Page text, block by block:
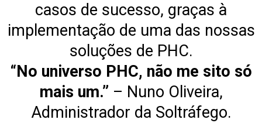
casos de sucesso, graças à
implementação de uma das nossas
soluções de PHC.
“No universo PHC, não me sito só
mais um.” – Nuno Oliveira,
Administrador da Soltráfego.